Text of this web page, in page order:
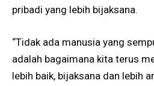
pribadi yang lebih bijaksana.
“Tidak ada manusia yang
adalah bagaimana kita terus
lebih baik, bijaksana dan lebih